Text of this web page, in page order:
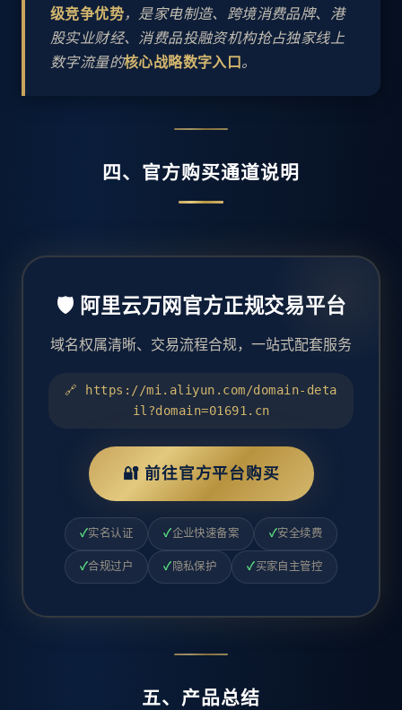
级竞争优势，是家电制造、跨境消费品牌、港
股实业财经、消费品投融资机构抢占独家线上
数字流量的核心战略数字入口 。
四、官方购买通道说明
🛡️ 阿里云万网官方正规交易平台
域名权属清晰、交易流程合规，一站式配套服务
🔗 https://mi.aliyun.com/domain-deta
il?domain=01691.cn
🔐 前往官方平台购买
✓实名认证 ✓企业快速备案 ✓安全续费
✓合规过户 ✓ 隐私保护 ✓买家自主管控
五、产品总结